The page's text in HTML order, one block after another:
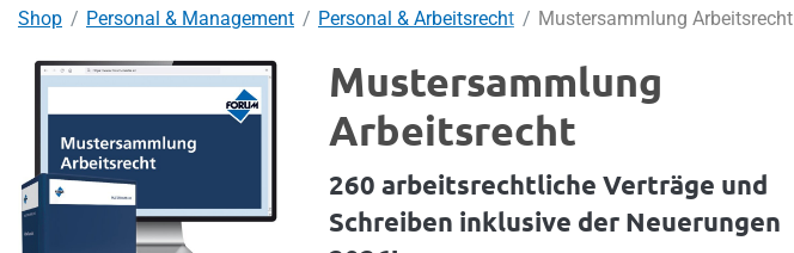
Shop Personal & Management Personal & Arbeitsrecht Mustersammlung Arbeitsrecht
Mustersammlung
Arbeitsrecht
260 arbeitsrechtliche Verträge und
Schreiben inklusive der Neuerungen